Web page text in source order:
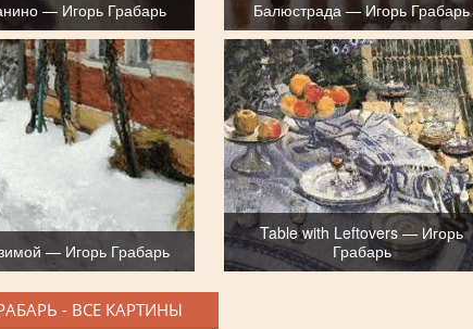
— Игорь Грабарь Балюстрада — Игорь Грабарь
— Игорь Грабарь
Table with Leftovers — Игорь
Грабарь
- ВСЕ КАРТИНЫ